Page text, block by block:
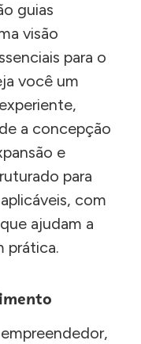
guias
visão
para o
você um
a concepção
e
para
com
ajudam a
prática.